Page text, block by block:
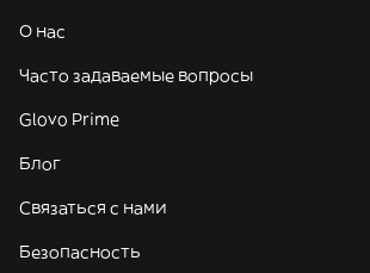
О нас
Часто задаваемые вопросы
Glovo Prime
Блог
Связаться с нами
Безопасность